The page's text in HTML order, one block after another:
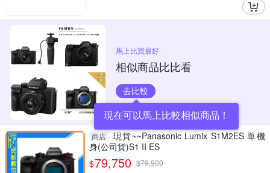
馬上比買最好
相似商品比比看
去比較
現在可以馬上比較相似商品！
商店
現貨~~Panasonic Lumix S1M2ES 單機
身(公司貨)S1 II ES
$79,750 $79,900